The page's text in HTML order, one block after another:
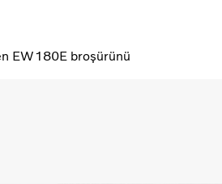
EW180E broşürünü